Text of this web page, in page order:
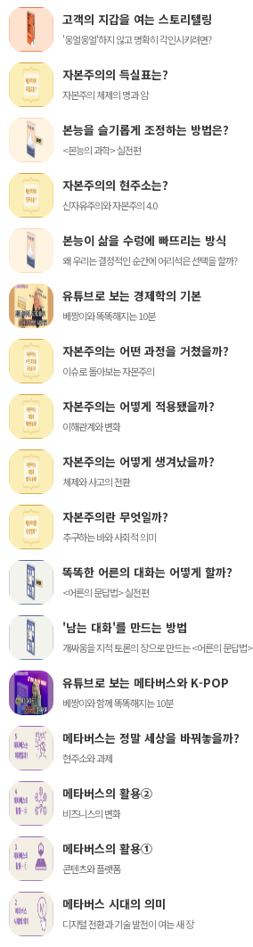
고객의 지갑을 여는 스토리텔링
'웅얼웅얼'하지 않고 명확히 각인시키려면?
자본주의의 득실표는?
자본주의 체제의 명과 암
본능을 슬기롭게 조정하는 방법은?
<본능의 과학> 실전편
자본주의의 현주소는?
신자유주의와 자본주의 4.0
본능이 삶을 수렁에 빠뜨리는 방식
왜 우리는 결정적인 순간에 어리석은 선택을 할까?
유튜브로 보는 경제학의 기본
베짱이와 똑똑해지는 10분
자본주의는 어떤 과정을 거쳤을까?
이슈로 돌아보는 자본주의
자본주의는 어떻게 적용됐을까?
이해관계와 변화
자본주의는 어떻게 생겨났을까?
체제와 사고의 전환
자본주의란 무엇일까?
추구하는 바와 사회적 의미
똑똑한 어른의 대화는 어떻게 할까?
<어른의 문답법> 실전편
'남는 대화'를 만드는 방법
개싸움을 지적 토론의 장으로 만드는 <어른의 문답법>
유튜브로 보는 메타버스와 K-POP
베짱이와 함께 똑똑해지는 10분
메타버스는 정말 세상을 바꿔놓을까?
현주소와 과제
메타버스의 활용②
비즈니스의 변화
메타버스의 활용①
콘텐츠와 플랫폼
메타버스 시대의 의미
디지털 전환과 기술 발전이 여는 새 장